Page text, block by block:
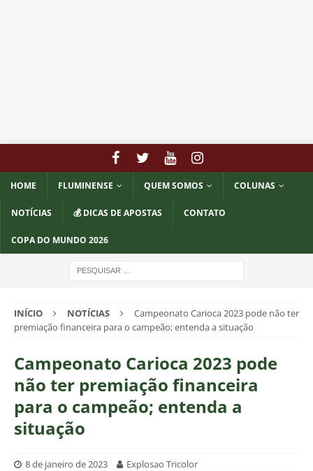
HOME FLUMINENSE QUEM SOMOS COLUNAS
NOTÍCIAS 💰 DICAS DE APOSTAS CONTATO
COPA DO MUNDO 2026
INÍCIO NOTÍCIAS
Campeonato Carioca 2023 pode não ter
premiação financeira para o campeão; entenda a situação
Campeonato Carioca 2023 pode
não ter premiação financeira
para o campeão; entenda a
situação
8 de janeiro de 2023 Explosao Tricolor